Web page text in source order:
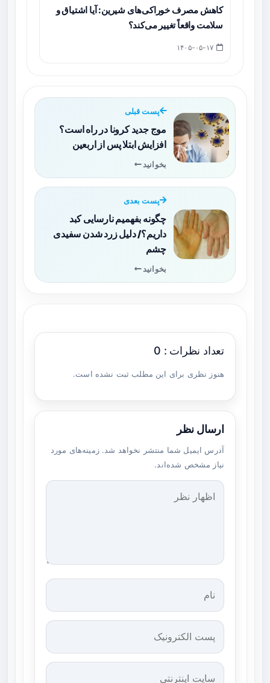
کاهش مصرف خوراکی‌های شیرین: آیا اشتیاق و
سلامت واقعاً تغییر می‌کند؟
پست قبلی
موج جدید کرونا در راه است؟
افزایش ابتلا پس از اربعین
بخوانید
پست بعدی
چگونه بفهمیم نارسایی کبد
داریم؟/ دلیل زرد شدن سفیدی
چشم
بخوانید
تعداد نظرات : 0
هنوز نظری برای این مطلب ثبت نشده است.
ارسال نظر
آدرس ایمیل شما منتشر نخواهد شد. زمینه‌های مورد
نیاز مشخص شده‌اند.